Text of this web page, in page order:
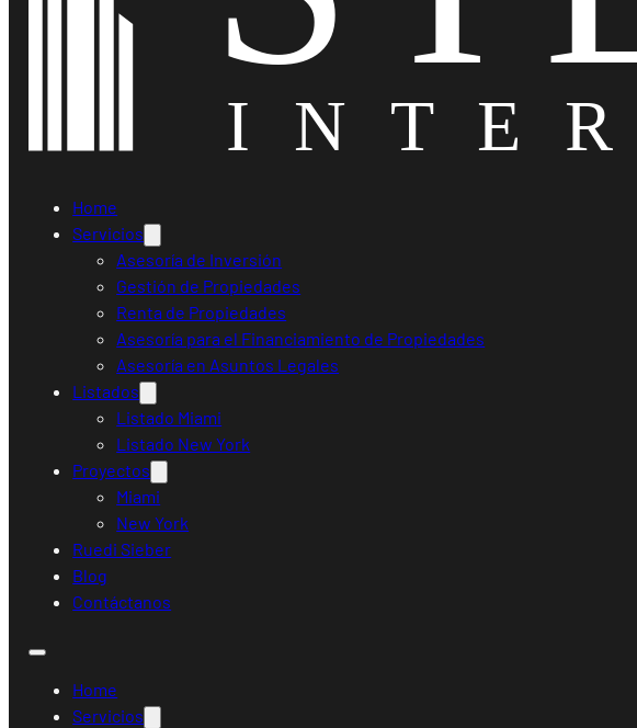
Home
Servicios
Asesoría de Inversión
Gestión de Propiedades
Renta de Propiedades
Asesoría para el Financiamiento de Propiedades
Asesoría en Asuntos Legales
Listados
Listado Miami
Listado New York
Proyectos
Miami
New York
Ruedi Sieber
Blog
Contáctanos
Home
Servicios